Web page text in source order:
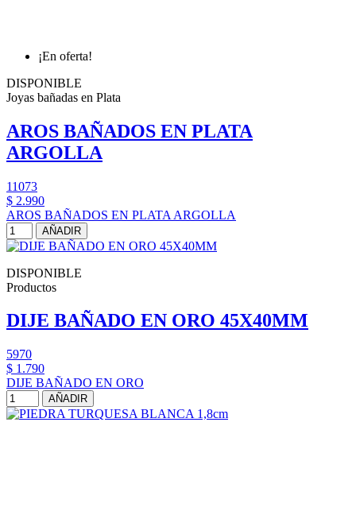
¡En oferta!
DISPONIBLE
Joyas bañadas en Plata
AROS BAÑADOS EN PLATA
ARGOLLA
11073
$ 2.990
AROS BAÑADOS EN PLATA ARGOLLA
AÑADIR
DISPONIBLE
Productos
DIJE BAÑADO EN ORO 45X40MM
5970
$ 1.790
DIJE BAÑADO EN ORO
AÑADIR